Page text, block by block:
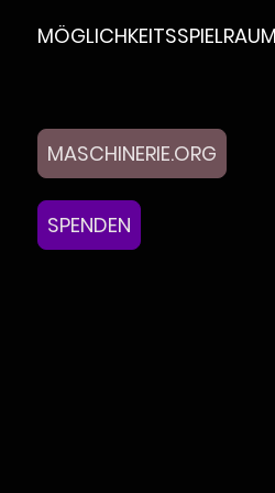
MÖGLICHKEITSSPIELRAUM
MASCHINERIE.ORG
SPENDEN